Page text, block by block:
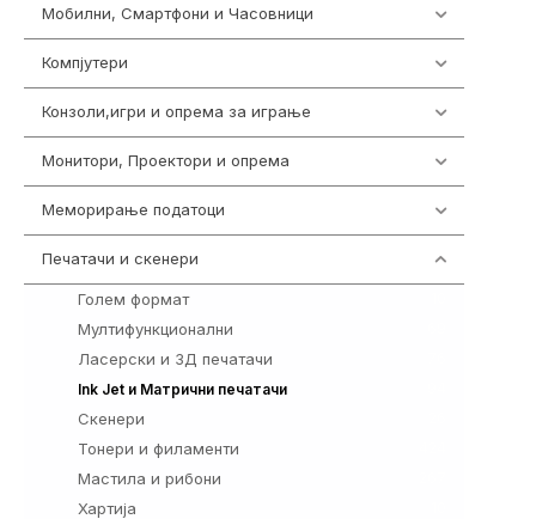
Мобилни, Смартфони и Часовници
Компјутери
Конзоли,игри и опрема за играње
Монитори, Проектори и опрема
Меморирање податоци
Печатачи и скенери
Голем формат
Мултифункционални
Ласерски и 3Д печатачи
Ink Jet и Матрични печатачи
Скенери
Тонери и филаменти
Мастила и рибони
Хартија